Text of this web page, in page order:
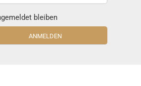
bleiben